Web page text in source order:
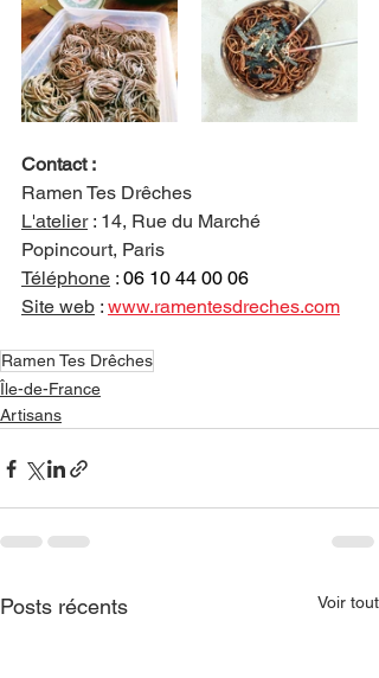
Contact :
Ramen Tes Drêches
L'atelier : 14, Rue du Marché
Popincourt, Paris
Téléphone : 06 10 44 00 06
Site web : www.ramentesdreches.com
Ramen Tes Drêches
Île-de-France
Artisans
Posts récents Voir tout